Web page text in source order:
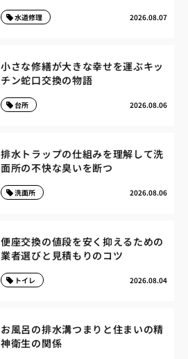
2026.08.07
水道修理
小さな修繕が大きな幸せを運ぶキッ
チン蛇口交換の物語
2026.08.06
台所
排水トラップの仕組みを理解して洗
面所の不快な臭いを断つ
2026.08.06
洗面所
便座交換の値段を安く抑えるための
業者選びと見積もりのコツ
2026.08.04
トイレ
お風呂の排水溝つまりと住まいの精
神衛生の関係